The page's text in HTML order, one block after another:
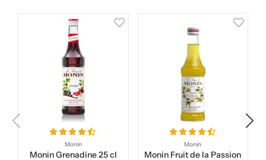
Monin
Monin Grenadine 25 cl
Monin
Monin Fruit de la Passion